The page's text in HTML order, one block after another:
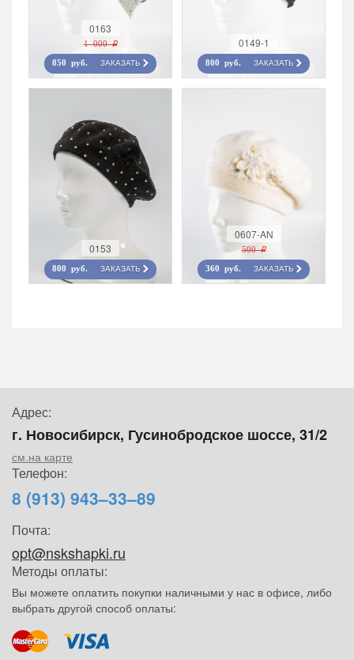
0163
1 000 r
850 руб. ЗАКАЗАТЬ
0149-1
800 руб. ЗАКАЗАТЬ
0153
800 руб. ЗАКАЗАТЬ
0607-AN
500 r
360 руб. ЗАКАЗАТЬ
Адрес:
г. Новосибирск, Гусинобродское шоссе, 31/2
см.на карте
Телефон:
8 (913) 943–33–89
Почта:
opt@nskshapki.ru
Методы оплаты:
Вы можете оплатить покупки наличными у нас в офисе, либо
выбрать другой способ оплаты: